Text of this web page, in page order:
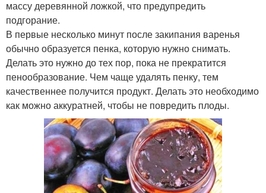
массу деревянной ложкой, что предупредить
подгорание.
В первые несколько минут после закипания варенья
обычно образуется пенка, которую нужно снимать.
Делать это нужно до тех пор, пока не прекратится
пенообразование. Чем чаще удалять пенку, тем
качественнее получится продукт. Делать это необходимо
как можно аккуратней, чтобы не повредить плоды.